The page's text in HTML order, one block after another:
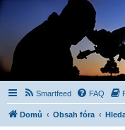
Smartfeed FAQ
Domů Obsah fóra